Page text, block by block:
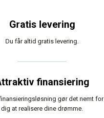
Gratis levering
Du får altid gratis levering.
finansiering
gør det nemt for
dig at realisere dine drømme.